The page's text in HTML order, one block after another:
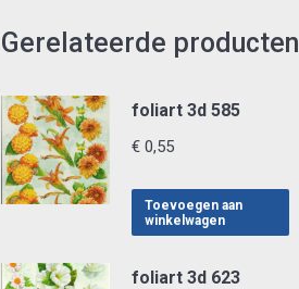
Gerelateerde producten
foliart 3d 585
€ 0,55
Toevoegen aan
winkelwagen
foliart 3d 623